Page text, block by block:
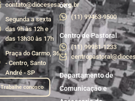
contato@diocesesa.org.br
Segunda a sexta
das 9h às 12h e
das 13h30 às 17h
Praça do Carmo, 36
- Centro, Santo
André - SP
Trabalhe conosco
ões
(11) 99463-9500
Centro de Pastoral
(11) 99981-1233
Departamento de
Comunicação e